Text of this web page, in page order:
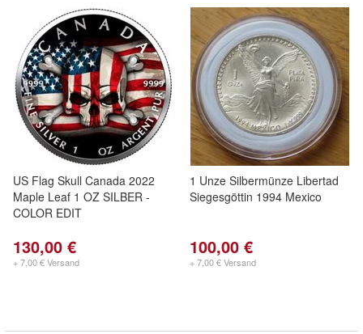
US Flag Skull Canada 2022
Maple Leaf 1 OZ SILBER -
COLOR EDIT
130,00 €
+ 7,00 € Versand
1 Unze Silbermünze Libertad
Siegesgöttin 1994 Mexico
100,00 €
+ 7,00 € Versand